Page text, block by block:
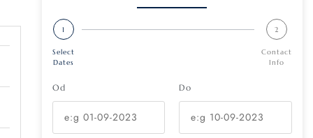
1
Select
Dates
2
Contact
Info
Od Do